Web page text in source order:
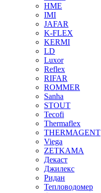
HME
IMI
JAFAR
K-FLEX
KERMI
LD
Luxor
Reflex
RIFAR
ROMMER
Sanha
STOUT
Tecofi
Thermaflex
THERMAGENT
Viega
ZETKAMA
Декаст
Джилекс
Ридан
Тепловодомер